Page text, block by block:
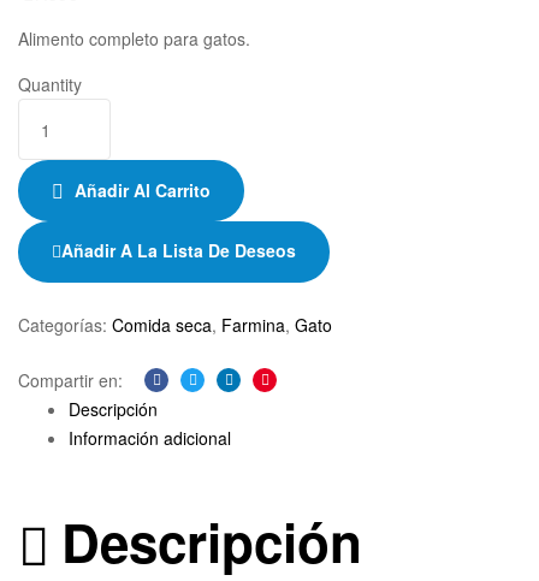
Alimento completo para gatos.
Quantity
Añadir Al Carrito
Añadir A La Lista De Deseos
Categorías: Comida seca, Farmina, Gato
Compartir en:
Facebook
TwitterLinkedinPinterest
Descripción
Información adicional
Descripción